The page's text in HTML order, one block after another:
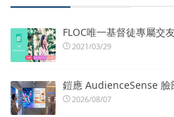
FLOC唯一基督徒專屬交
2021/03/29
鎧應 AudienceSense 臉
2026/08/07